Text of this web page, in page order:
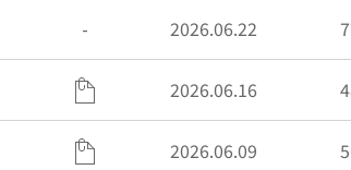
- 2026.06.22
2026.06.16
2026.06.09